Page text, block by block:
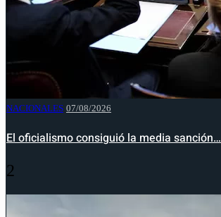
NACIONALES 07/08/2026
El oficialismo consiguió la media sanción…
2